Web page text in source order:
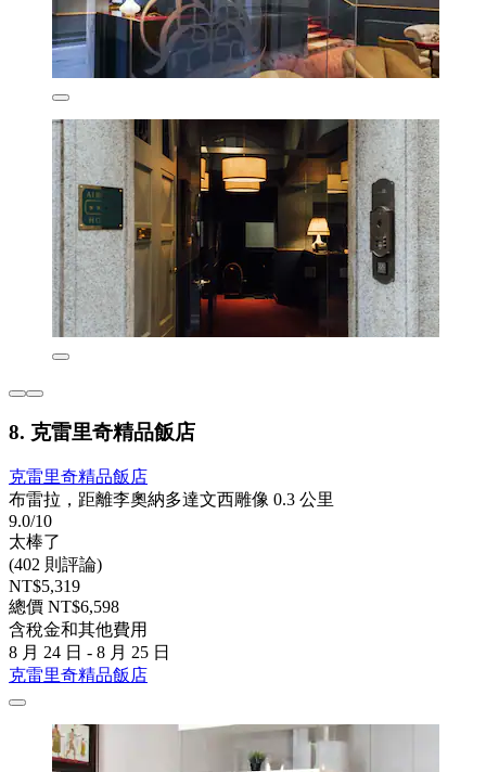
8. 克雷里奇精品飯店
克雷里奇精品飯店
布雷拉，距離李奧納多達文西雕像 0.3 公里
9.0/10
太棒了
(402 則評論)
NT$5,319
總價 NT$6,598
含稅金和其他費用
8 月 24 日 - 8 月 25 日
克雷里奇精品飯店